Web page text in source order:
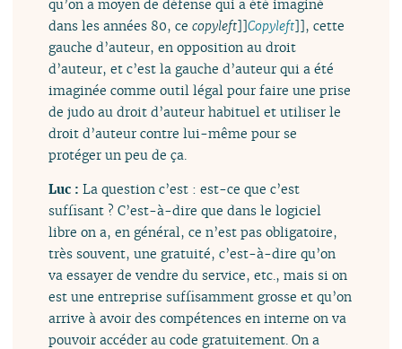
qu’on a moyen de défense qui a été imaginé
dans les années 80, cecopyleft]]Copyleft]], cette
gauche d’auteur, en opposition au droit
d’auteur, et c’est la gauche d’auteur qui a été
imaginée comme outil légal pour faire une prise
de judo au droit d’auteur habituel et utiliser le
droit d’auteur contre lui-même pour se
protéger un peu de ça.
Luc :La question c’est : est-ce que c’est
suffisant ? C’est-à-dire que dans le logiciel
libre on a, en général, ce n’est pas obligatoire,
très souvent, une gratuité, c’est-à-dire qu’on
va essayer de vendre du service, etc., mais si on
est une entreprise suffisamment grosse et qu’on
arrive à avoir des compétences en interne on va
pouvoir accéder au code gratuitement. On a